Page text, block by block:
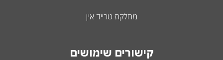
מחלקת טרייד אין
קישורים שימושים